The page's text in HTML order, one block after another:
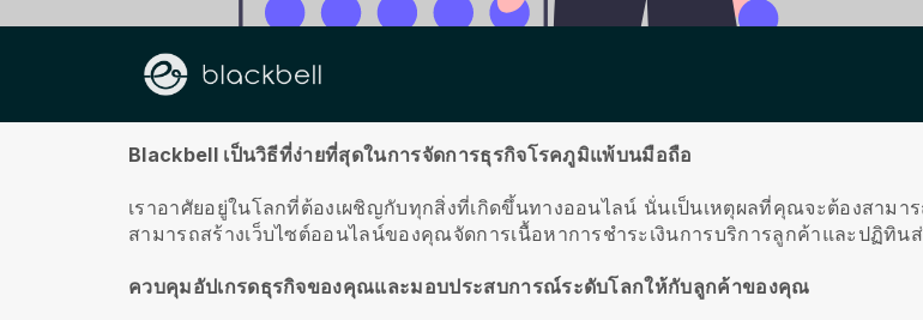
เกี่ยวกับเรา
Blackbell เป็นวิธีที่ง่ายที่สุดในการจัดการธุรกิจโรคภูมิแพ้บนมือถือ
เราอาศัยอยู่ในโลกที่ต้องเผชิญกับทุกสิ่งที่เกิดขึ้นทางออนไลน์ นั่นเป็นเหตุผลที่คุณจะต้องสาม
สามารถสร้างเว็บไซต์ออนไลน์ของคุณจัดการเนื้อหาการชำระเงินการบริการลูกค้าและปฏิ
ควบคุมอัปเกรดธุรกิจของคุณและมอบประสบการณ์ระดับโลกให้กับลูกค้าของคุณ